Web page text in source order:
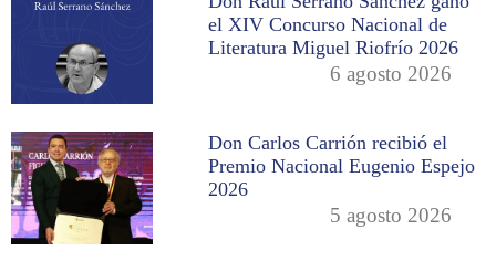
el XIV Concurso Nacional de
Literatura Miguel Riofrío 2026
6 agosto 2026
Don Carlos Carrión recibió el
Premio Nacional Eugenio Espejo
2026
5 agosto 2026